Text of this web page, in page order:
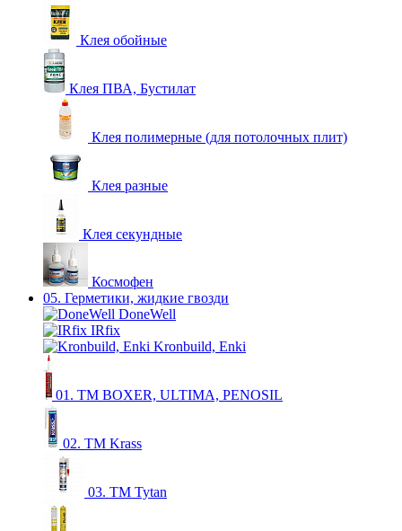
Клея обойные
Клея ПВА, Бустилат
Клея полимерные (для потолочных плит)
Клея разные
Клея секундные
Космофен
05. Герметики, жидкие гвозди
DoneWell
IRfix
Kronbuild, Enki
01. ТМ BOXER, ULTIMA, PENOSIL
02. ТМ Krass
03. ТМ Tytan